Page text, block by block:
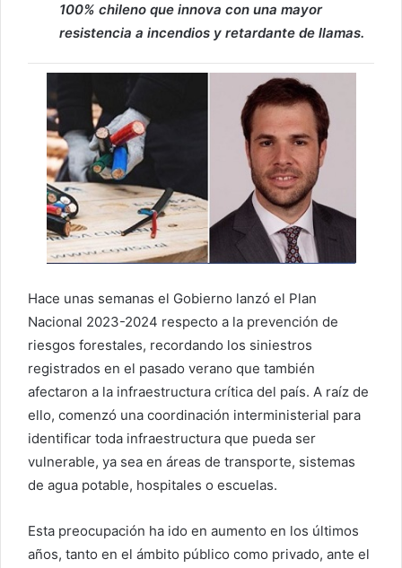
100% chileno que innova con una mayor
resistencia a incendios y retardante de llamas.
Hace unas semanas el Gobierno lanzó el Plan
Nacional 2023-2024 respecto a la prevención de
riesgos forestales, recordando los siniestros
registrados en el pasado verano que también
afectaron a la infraestructura crítica del país. A raíz de
ello, comenzó una coordinación interministerial para
identificar toda infraestructura que pueda ser
vulnerable, ya sea en áreas de transporte, sistemas
de agua potable, hospitales o escuelas.
Esta preocupación ha ido en aumento en los últimos
años, tanto en el ámbito público como privado, ante el